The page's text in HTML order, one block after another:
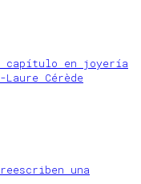
capítulo en joyería
Cérède
una